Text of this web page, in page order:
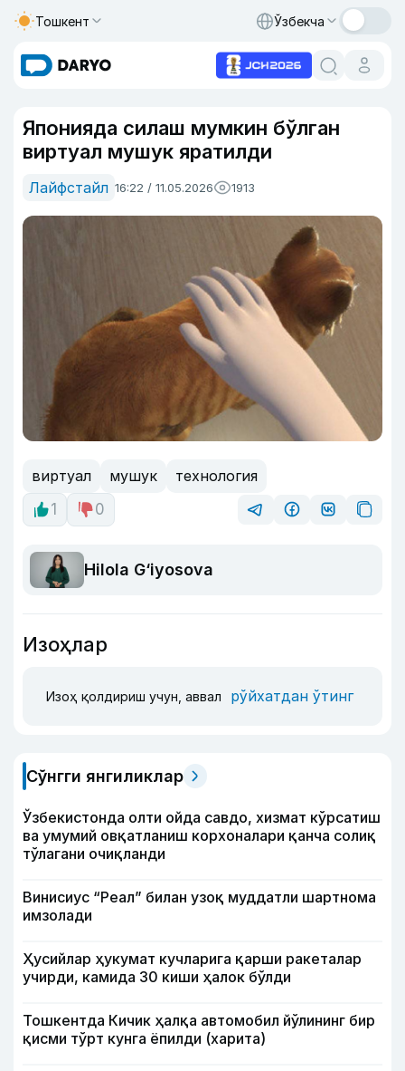
Тошкент Ўзбекча
Японияда силаш мумкин бўлган
виртуал мушук яратилди
Лайфстайл 16:22 / 11.05.2026 1913
виртуал мушук
технология
1
0
Hilola G‘iyosova
Изоҳлар
Изоҳ қолдириш учун, аввал рўйхатдан ўтинг
Сўнгги янгиликлар
Ўзбекистонда олти ойда савдо, хизмат кўрсатиш
ва умумий овқатланиш корхоналари қанча солиқ
тўлагани очиқланди
Винисиус “Реал” билан узоқ муддатли шартнома
имзолади
Ҳусийлар ҳукумат кучларига қарши ракеталар
учирди, камида 30 киши ҳалок бўлди
Тошкентда Кичик ҳалқа автомобил йўлининг бир
қисми тўрт кунга ёпилди (харита)